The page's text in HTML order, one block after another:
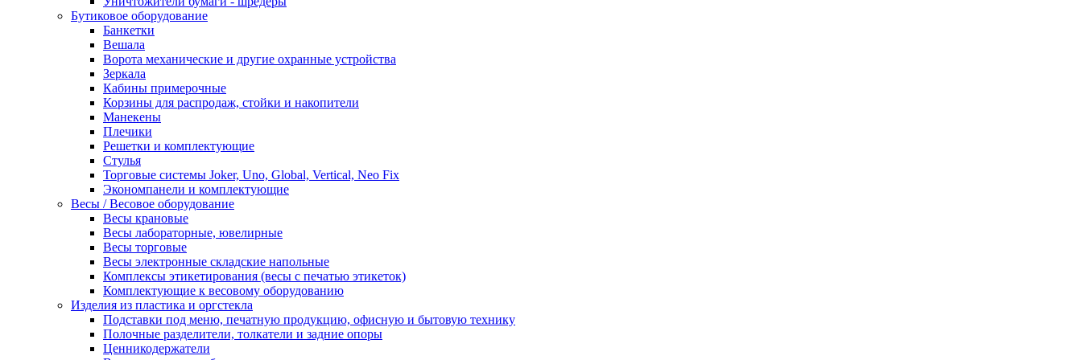
Бутиковое оборудование
Банкетки
Вешала
Ворота механические и другие охранные устройства
Зеркала
Кабины примерочные
Корзины для распродаж, стойки и накопители
Манекены
Плечики
Решетки и комплектующие
Стулья
Торговые системы Joker, Uno, Global, Vertical, Neo Fix
Экономпанели и комплектующие
Весы / Весовое оборудование
Весы крановые
Весы лабораторные, ювелирные
Весы торговые
Весы электронные складские напольные
Комплексы этикетирования (весы с печатью этикеток)
Комплектующие к весовому оборудованию
Изделия из пластика и оргстекла
Подставки под меню, печатную продукцию, офисную и бытовую технику
Полочные разделители, толкатели и задние опоры
Ценникодержатели